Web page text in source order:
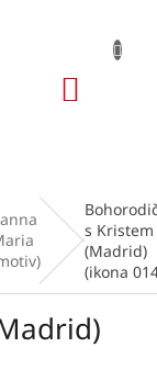
s Kristem
(Madrid)
(ikona